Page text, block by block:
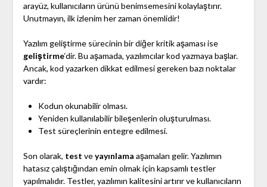
arayüz, kullanıcıların ürünü benimsemesini kolaylaştırır.
Unutmayın, ilk izlenim her zaman önemlidir!
Yazılım geliştirme sürecinin bir diğer kritik aşaması ise
geliştirme‘dir. Bu aşamada, yazılımcılar kod yazmaya başlar.
Ancak, kod yazarken dikkat edilmesi gereken bazı noktalar
vardır:
Kodun okunabilir olması.
Yeniden kullanılabilir bileşenlerin oluşturulması.
Test süreçlerinin entegre edilmesi.
Son olarak, test veyayınlama aşamaları gelir. Yazılımın
hatasız çalıştığından emin olmak için kapsamlı testler
yapılmalıdır. Testler, yazılımın kalitesini artırır ve kullanıcıların